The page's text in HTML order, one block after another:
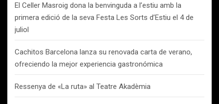
El Celler Masroig dona la benvinguda a l’estiu amb la
primera edició de la seva Festa Les Sorts d’Estiu el 4 de
juliol
Cachitos Barcelona lanza su renovada carta de verano,
ofreciendo la mejor experiencia gastronómica
Ressenya de «La ruta» al Teatre Akadèmia